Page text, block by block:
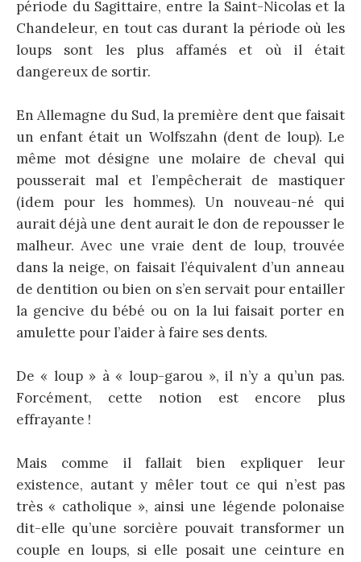
période du Sagittaire, entre la Saint-Nicolas et la
Chandeleur, en tout cas durant la période où les
loups sont les plus affamés et où il était
dangereux de sortir.
En Allemagne du Sud, la première dent que faisait
un enfant était un Wolfszahn (dent de loup). Le
même mot désigne une molaire de cheval qui
pousserait mal et l’empêcherait de mastiquer
(idem pour les hommes). Un nouveau-né qui
aurait déjà une dent aurait le don de repousser le
malheur. Avec une vraie dent de loup, trouvée
dans la neige, on faisait l’équivalent d’un anneau
de dentition ou bien on s’en servait pour entailler
la gencive du bébé ou on la lui faisait porter en
amulette pour l’aider à faire ses dents.
De « loup » à « loup-garou », il n’y a qu’un pas.
Forcément, cette notion est encore plus
effrayante !
Mais comme il fallait bien expliquer leur
existence, autant y mêler tout ce qui n’est pas
très « catholique », ainsi une légende polonaise
dit-elle qu’une sorcière pouvait transformer un
couple en loups, si elle posait une ceinture en